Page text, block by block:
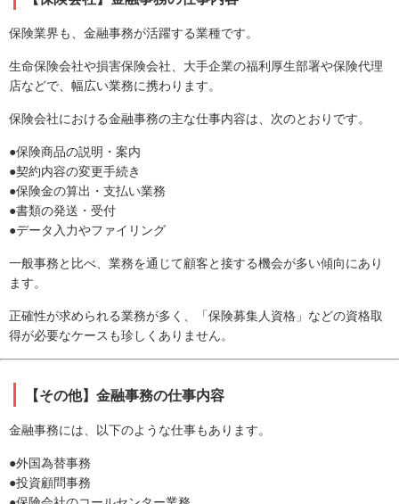
保険業界も、金融事務が活躍する業種です。
生命保険会社や損害保険会社、大手企業の福利厚生部署や保険代理
店などで、幅広い業務に携わります。
保険会社における金融事務の主な仕事内容は、次のとおりです。
●保険商品の説明・案内
●契約内容の変更手続き
●保険金の算出・支払い業務
●書類の発送・受付
●データ入力やファイリング
一般事務と比べ、業務を通じて顧客と接する機会が多い傾向にあり
ます。
正確性が求められる業務が多く、「保険募集人資格」などの資格取
得が必要なケースも珍しくありません。
【その他】金融事務の仕事内容
金融事務には、以下のような仕事もあります。
●外国為替事務
●投資顧問事務